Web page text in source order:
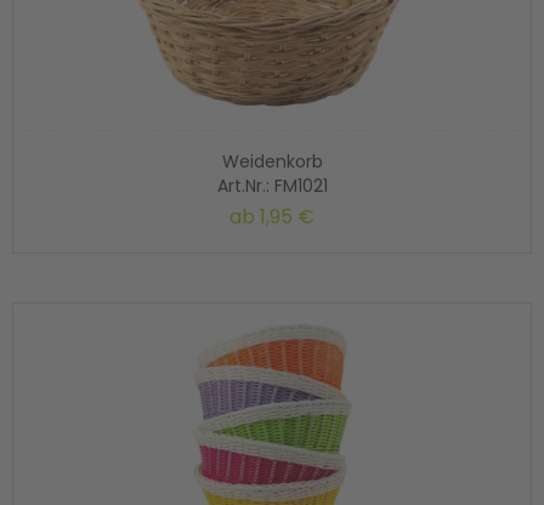
Weidenkorb
Art.Nr.: FM1021
ab 1,95 €